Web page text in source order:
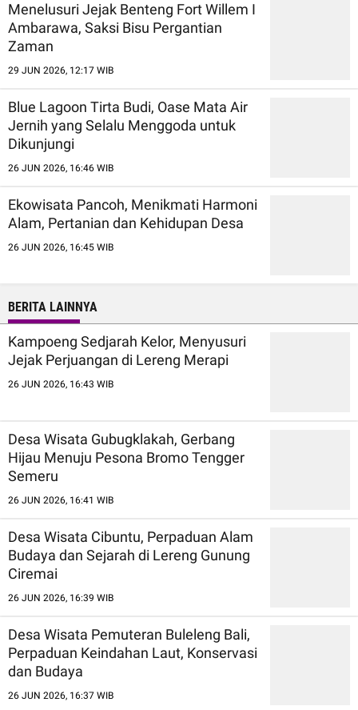
Menelusuri Jejak Benteng Fort Willem I
Ambarawa, Saksi Bisu Pergantian
Zaman
29 JUN 2026, 12:17 WIB
Blue Lagoon Tirta Budi, Oase Mata Air
Jernih yang Selalu Menggoda untuk
Dikunjungi
26 JUN 2026, 16:46 WIB
Ekowisata Pancoh, Menikmati Harmoni
Alam, Pertanian dan Kehidupan Desa
26 JUN 2026, 16:45 WIB
BERITA LAINNYA
Kampoeng Sedjarah Kelor, Menyusuri
Jejak Perjuangan di Lereng Merapi
26 JUN 2026, 16:43 WIB
Desa Wisata Gubugklakah, Gerbang
Hijau Menuju Pesona Bromo Tengger
Semeru
26 JUN 2026, 16:41 WIB
Desa Wisata Cibuntu, Perpaduan Alam
Budaya dan Sejarah di Lereng Gunung
Ciremai
26 JUN 2026, 16:39 WIB
Desa Wisata Pemuteran Buleleng Bali,
Perpaduan Keindahan Laut, Konservasi
dan Budaya
26 JUN 2026, 16:37 WIB